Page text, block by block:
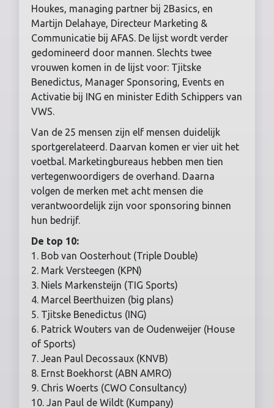
Houkes, managing partner bij 2Basics, en
Martijn Delahaye, Directeur Marketing &
Communicatie bij AFAS. De lijst wordt verder
gedomineerd door mannen. Slechts twee
vrouwen komen in de lijst voor: Tjitske
Benedictus, Manager Sponsoring, Events en
Activatie bij ING en minister Edith Schippers van
VWS.
Van de 25 mensen zijn elf mensen duidelijk
sportgerelateerd. Daarvan komen er vier uit het
voetbal. Marketingbureaus hebben men tien
vertegenwoordigers de overhand. Daarna
volgen de merken met acht mensen die
verantwoordelijk zijn voor sponsoring binnen
hun bedrijf.
De top 10:
1. Bob van Oosterhout (Triple Double)
2. Mark Versteegen (KPN)
3. Niels Markensteijn (TIG Sports)
4. Marcel Beerthuizen (big plans)
5. Tjitske Benedictus (ING)
6. Patrick Wouters van de Oudenweijer (House
of Sports)
7. Jean Paul Decossaux (KNVB)
8. Ernst Boekhorst (ABN AMRO)
9. Chris Woerts (CWO Consultancy)
10. Jan Paul de Wildt (Kumpany)